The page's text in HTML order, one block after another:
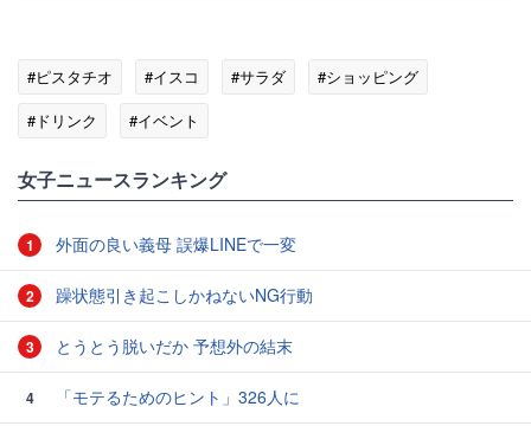
#ピスタチオ #イスコ #サラダ
#ショッピング
#ドリンク
#イベント
女子ニュースランキング
1 外面の良い義母 誤爆LINEで一変
2 躁状態引き起こしかねないNG行動
3 とうとう脱いだか 予想外の結末
4 「モテるためのヒント」326人に